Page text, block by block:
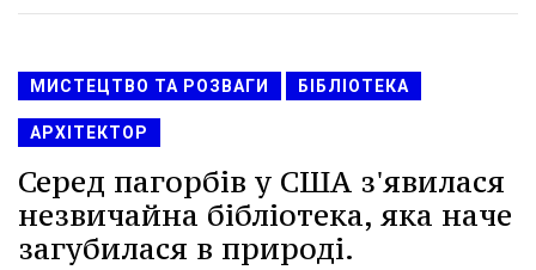
МИСТЕЦТВО ТА РОЗВАГИ БІБЛІОТЕКА
АРХІТЕКТОР
Серед пагорбів у США з'явилася
незвичайна бібліотека, яка наче
загубилася в природі.